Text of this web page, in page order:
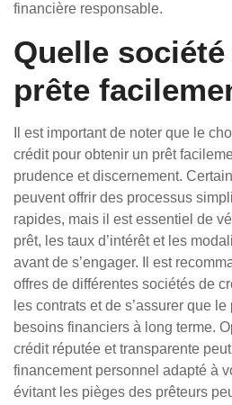
financière responsable.
Quelle
prête
Il est important de noter que le
crédit pour obtenir un prêt
prudence et discernement.
peuvent offrir des processus
rapides, mais il est essentiel de
prêt, les taux d’intérêt et les
avant de s’engager. Il est
offres de différentes sociétés de
les contrats et de s’assurer que
besoins financiers à long terme.
crédit réputée et transparente
financement personnel adapté à
évitant les pièges des prêteurs